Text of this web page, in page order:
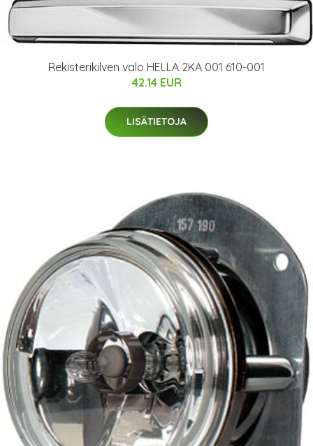
Rekisterikilven valo HELLA 2KA 001 610-001
42.14 EUR
LISÄTIETOJA